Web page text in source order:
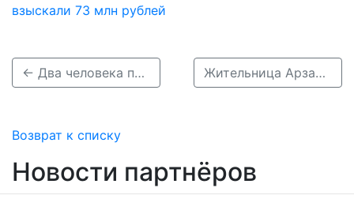
взыскали 73 млн рублей
← Два человека погибли в лобовом столкновении иномарки и ВАЗа в Лысковском районе Жительница Арзамаса погибла в страшном ДТП с грузовиком в Волгоградской области →
Возврат к списку
Новости партнёров